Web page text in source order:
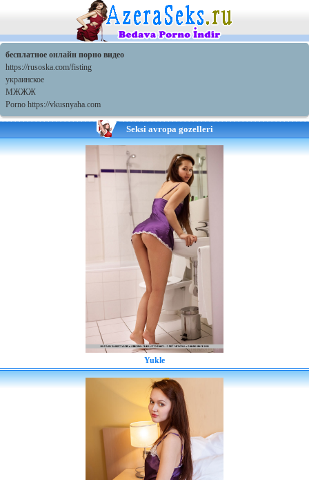
бесплатное онлайн порно видео
https://rusoska.com/fisting
украинское
МЖЖЖ
Porno https://vkusnyaha.com
Seksi avropa gozelleri
Yukle